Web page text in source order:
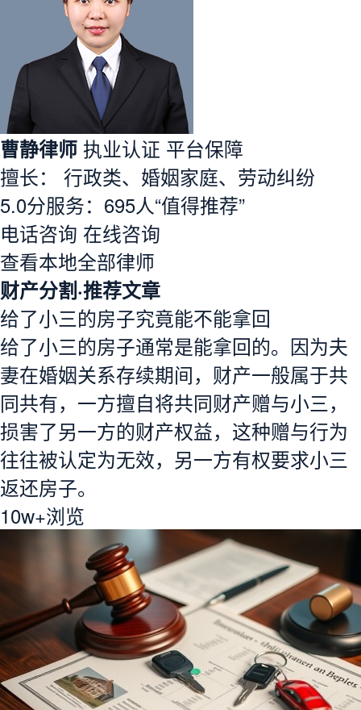
曹静律师 执业认证 平台保障
擅长： 行政类、婚姻家庭、劳动纠纷
5.0分服务： 695人“值得推荐”
电话咨询 在线咨询
查看本地全部律师
财产分割·推荐文章
给了小三的房子究竟能不能拿回
给了小三的房子通常是能拿回的。因为夫
妻在婚姻关系存续期间，财产一般属于共
同共有，一方擅自将共同财产赠与小三，
损害了另一方的财产权益，这种赠与行为
往往被认定为无效，另一方有权要求小三
返还房子。
10w+浏览